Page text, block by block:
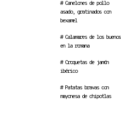
# Canelones de pollo
asado, gratinados con
bexamel
# Calamares de los buenos
en la romana
# Croquetas de jamón
ibérico
# Patatas bravas con
mayonesa de chipotlas